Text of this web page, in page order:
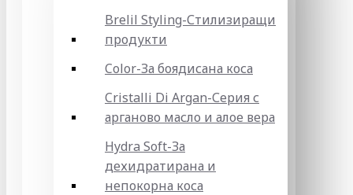
Brelil Styling-Стилизиращи
продукти
Color-За боядисана коса
Cristalli Di Argan-Серия с
арганово масло и алое вера
Hydra Soft-За
дехидратирана и
непокорна коса